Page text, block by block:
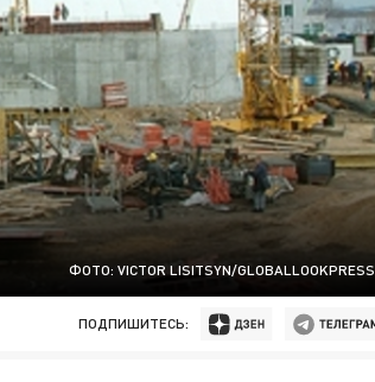
ФОТО: VICTOR LISITSYN/GLOBALLOOKPRESS
ПОДПИШИТЕСЬ: